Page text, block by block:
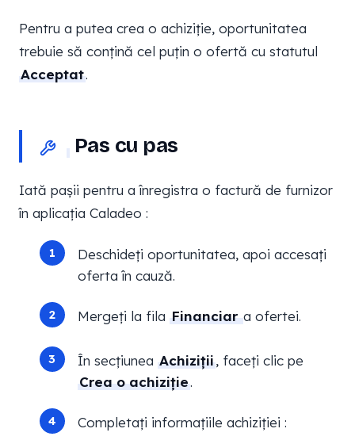
Pentru a putea crea o achiziție, oportunitatea
trebuie să conțină cel puțin o ofertă cu statutul
Acceptat.
Pas cu pas
Iată pașii pentru a înregistra o factură de furnizor
în aplicația Caladeo :
Deschideți oportunitatea, apoi accesați
oferta în cauză.
Mergeți la fila Financiara ofertei.
În secțiunea Achiziții, faceți clic pe
Crea o achiziție.
Completați informațiile achiziției :